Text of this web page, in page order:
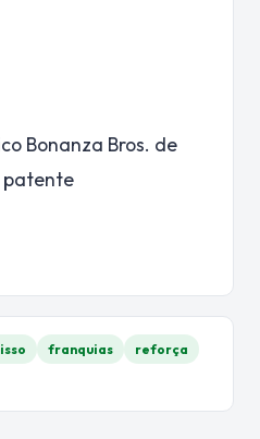
Bonanza Bros. de
patente
franquias
reforça